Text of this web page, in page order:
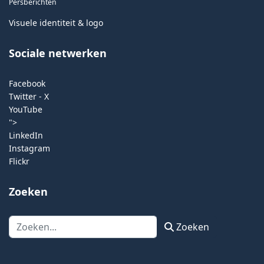
Persberichten
Visuele identiteit & logo
Sociale netwerken
Facebook
Twitter - X
YouTube
">
LinkedIn
Instagram
Flickr
Zoeken
Zoeken Zoeken